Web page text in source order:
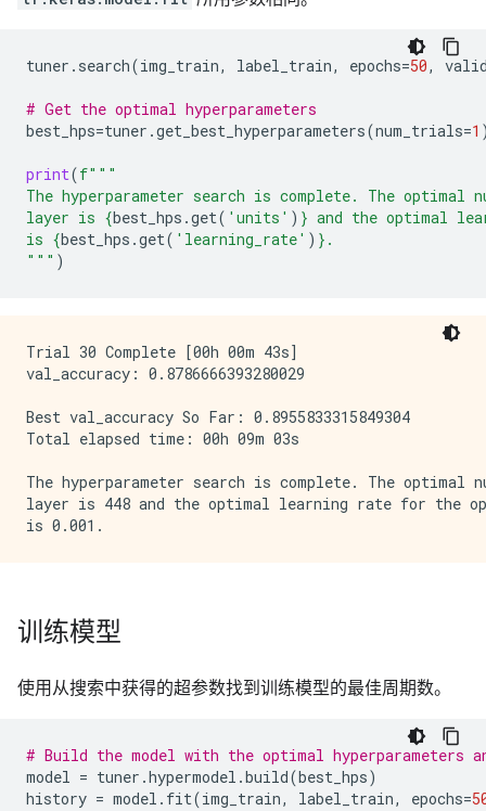
tuner . search(img_train, label_train, epochs=50,
# Get the optimal hyperparameters
best_hps=tuner .get_best_hyperparameters(num_trials=1
print(f"""
The hyperparameter search is complete. The
layer is {best_hps .get( 'units' ) } and the optimal
is {best_hps .get( 'learning_rate' ) } .
""" )
Trial 30 Complete [00h 00m 43s]
val_accuracy: 0.8786666393280029
Best val_accuracy So Far: 0.8955833315849304
Total elapsed time: 00h 09m 03s
The hyperparameter search is complete. The
layer is 448 and the optimal learning rate for the
训练模型
使用从搜索中获得的超参数找到训练模型的最佳周期数。
# Build the model with the optimal
model = tuner .hypermodel .build(best_hps)
history = model . fit(img_train, label_train, epochs=